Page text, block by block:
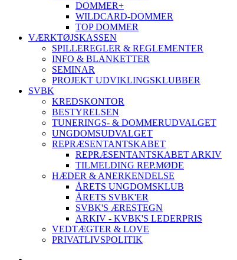
DOMMER+
WILDCARD-DOMMER
TOP DOMMER
VÆRKTØJSKASSEN
SPILLEREGLER & REGLEMENTER
INFO & BLANKETTER
SEMINAR
PROJEKT UDVIKLINGSKLUBBER
SVBK
KREDSKONTOR
BESTYRELSEN
TUNERINGS- & DOMMERUDVALGET
UNGDOMSUDVALGET
REPRÆSENTANTSKABET
REPRÆSENTANTSKABET ARKIV
TILMELDING REP.MØDE
HÆDER & ANERKENDELSE
ÅRETS UNGDOMSKLUB
ÅRETS SVBK'ER
SVBK'S ÆRESTEGN
ARKIV - KVBK'S LEDERPRIS
VEDTÆGTER & LOVE
PRIVATLIVSPOLITIK